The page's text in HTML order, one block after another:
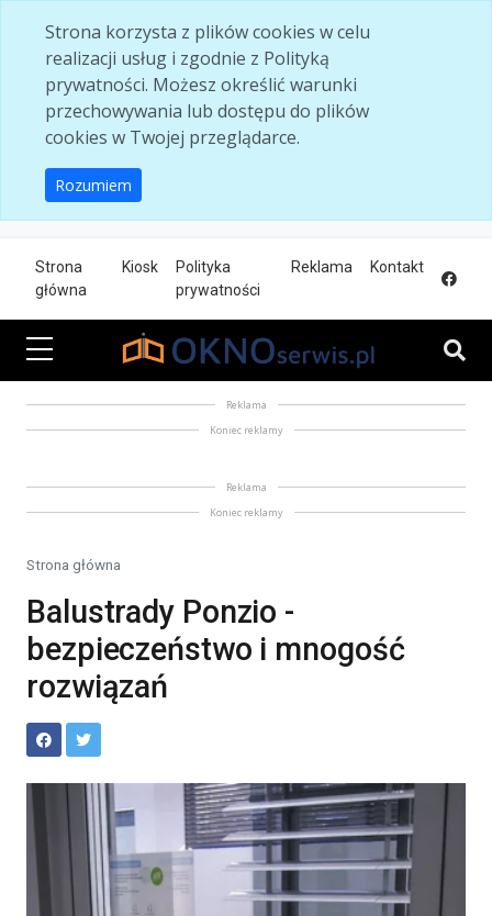
Strona korzysta z plików cookies w celu
realizacji usług i zgodnie z Polityką
prywatności. Możesz określić warunki
przechowywania lub dostępu do plików
cookies w Twojej przeglądarce.
Rozumiem
Strona
główna
Kiosk
Polityka
prywatności
Reklama Kontakt
Reklama
Koniec reklamy
Reklama
Koniec reklamy
Strona główna
Balustrady Ponzio -
bezpieczeństwo i mnogość
rozwiązań